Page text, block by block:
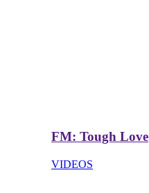
FM: Tough Love
VIDEOS